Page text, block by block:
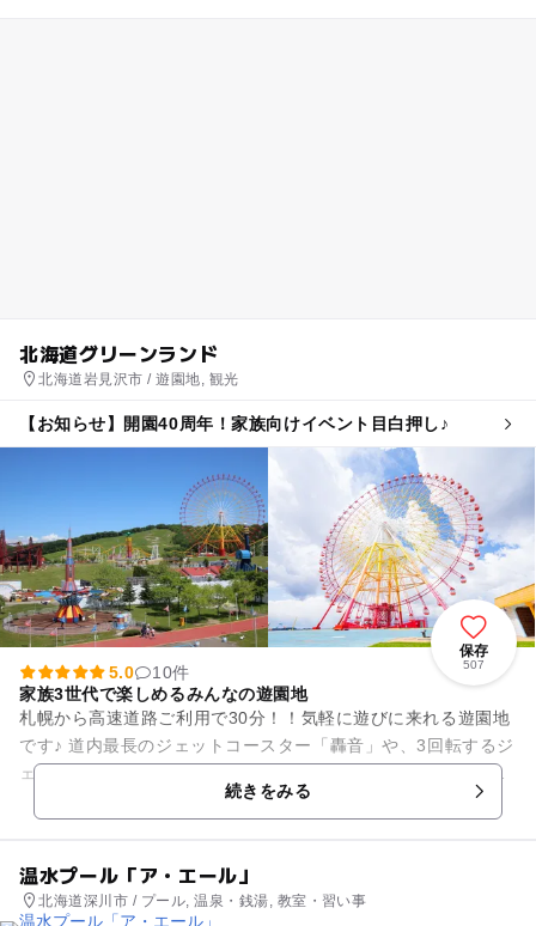
北海道グリーンランド
北海道岩見沢市 / 遊園地, 観光
【お知らせ】開園40周年！家族向けイベント目白押し♪
保存
507
5.0
10件
家族3世代で楽しめるみんなの遊園地
札幌から高速道路ご利用で30分！！気軽に遊びに来れる遊園地
です♪ 道内最長のジェットコースター「轟音」や、3回転するジ
ェットコースター「龍王」、熱い夏に大人気「急流すべり」な
続きをみる
温水プール「ア・エール」
北海道深川市 / プール, 温泉・銭湯, 教室・習い事